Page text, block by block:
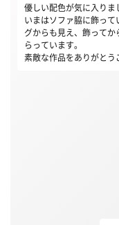
優しい配色が気に入りま
いまはソファ脇に飾って
グからも見え、飾ってか
らっています。
素敵な作品をありがとう